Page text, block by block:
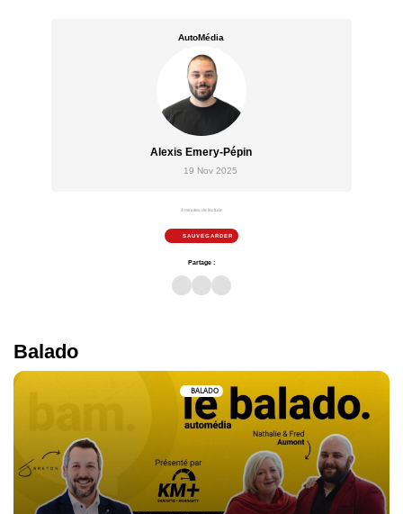
AutoMédia
Alexis Emery-Pépin
19 Nov 2025
4 minutes de lecture
SAUVEGARDER
Partage :
Balado
BALADO